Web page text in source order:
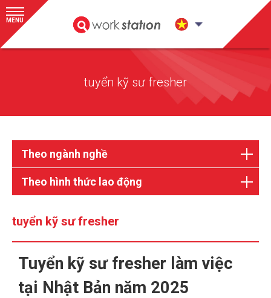
MENU
tuyển kỹ sư fresher
Theo ngành nghề
Theo hình thức lao động
tuyển kỹ sư fresher
Tuyển kỹ sư fresher làm việc
tại Nhật Bản năm 2025